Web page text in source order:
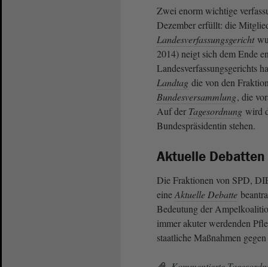
Zwei enorm wichtige
Dezember erfüllt: die
Landesverfassungsgericht
2014) neigt sich dem Ende
Landesverfassungsgerichts
Landtag die von den
Bundesversammlung, die
Auf der Tagesordnung wird
Bundespräsidentin stehen.
Aktuelle
Die Fraktionen von SPD,
eineAktuelle Debatte
Bedeutung der
immer akuter werdenden
staatliche Maßnahmen